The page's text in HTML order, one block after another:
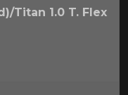
Titan 1.0 T. Flex